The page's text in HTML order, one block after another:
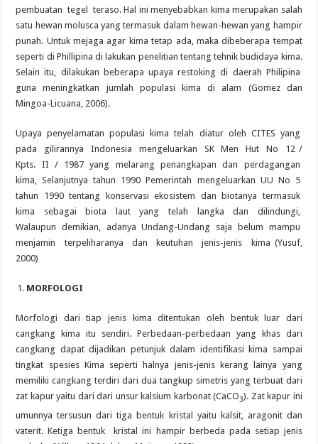
pembuatan tegel teraso. Hal ini menyebabkan kima merupakan salah
satu hewan molusca yang termasuk dalam hewan-hewan yang hampir
punah. Untuk mejaga agar kima tetap ada, maka dibeberapa tempat
seperti di Phillipina di lakukan penelitian tentang tehnik budidaya kima.
Selain itu, dilakukan beberapa upaya restoking di daerah Philipina
guna meningkatkan jumlah populasi kima di alam (Gomez dan
Mingoa-Licuana, 2006).
Upaya penyelamatan populasi kima telah diatur oleh CITES yang
pada gilirannya Indonesia mengeluarkan SK Men Hut No 12 /
Kpts. II / 1987 yang melarang penangkapan dan perdagangan
kima, Selanjutnya tahun 1990 Pemerintah mengeluarkan UU No 5
tahun 1990 tentang konservasi ekosistem dan biotanya termasuk
kima sebagai biota laut yang telah langka dan dilindungi,
Walaupun demikian, adanya Undang-Undang saja belum mampu
menjamin terpeliharanya dan keutuhan jenis-jenis kima (Yusuf,
2000)
MORFOLOGI
Morfologi dari tiap jenis kima ditentukan oleh bentuk luar dari
cangkang kima itu sendiri. Perbedaan-perbedaan yang khas dari
cangkang dapat dijadikan petunjuk dalam identifikasi kima sampai
tingkat spesies Kima seperti halnya jenis-jenis kerang lainya yang
memiliki cangkang terdiri dari dua tangkup simetris yang terbuat dari
zat kapur yaitu dari dari unsur kalsium karbonat (CaCO3). Zat kapur ini
umunnya tersusun dari tiga bentuk kristal yaitu kalsit, aragonit dan
vaterit. Ketiga bentuk kristal ini hampir berbeda pada setiap jenis